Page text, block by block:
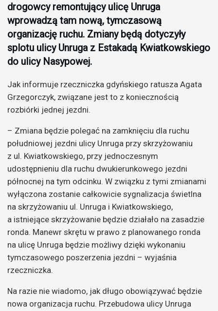
drogowcy remontujący ulicę Unruga
wprowadzą tam nową, tymczasową
organizację ruchu. Zmiany będą dotyczyły
splotu ulicy Unruga z Estakadą Kwiatkowskiego
do ulicy Nasypowej.
Jak informuje rzeczniczka gdyńskiego ratusza Agata
Grzegorczyk, związane jest to z koniecznością
rozbiórki jednej jezdni.
– Zmiana będzie polegać na zamknięciu dla ruchu
południowej jezdni ulicy Unruga przy skrzyżowaniu
z ul. Kwiatkowskiego, przy jednoczesnym
udostępnieniu dla ruchu dwukierunkowego jezdni
północnej na tym odcinku. W związku z tymi zmianami
wyłączona zostanie całkowicie sygnalizacja świetlna
na skrzyżowaniu ul. Unruga i Kwiatkowskiego,
a istniejące skrzyżowanie będzie działało na zasadzie
ronda. Manewr skrętu w prawo z planowanego ronda
na ulicę Unruga będzie możliwy dzięki wykonaniu
tymczasowego poszerzenia jezdni – wyjaśnia
rzeczniczka.
Na razie nie wiadomo, jak długo obowiązywać będzie
nowa organizacja ruchu. Przebudowa ulicy Unruga